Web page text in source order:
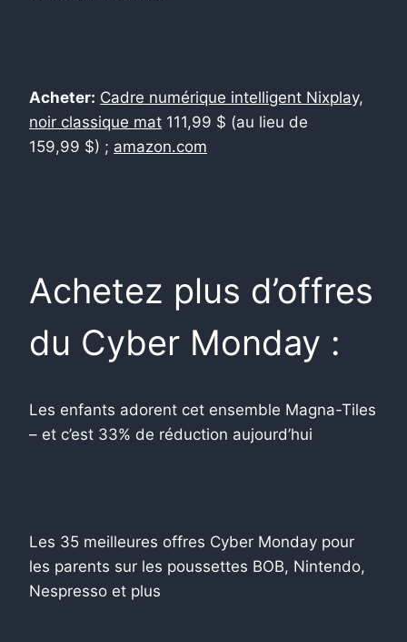
Acheter: Cadre numérique intelligent Nixplay,
noir classique mat 111,99 $ (au lieu de
159,99 $) ; amazon.com
Achetez plus d’offres
du Cyber ​​​​Monday :
Les enfants adorent cet ensemble Magna-Tiles
– et c’est 33% de réduction aujourd’hui
Les 35 meilleures offres Cyber ​​​​Monday pour
les parents sur les poussettes BOB, Nintendo,
Nespresso et plus